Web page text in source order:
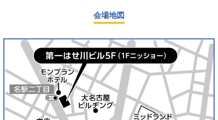
会場地図